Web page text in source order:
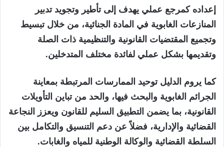
إعداده كمرجع عملي يهدف إلى تأطير وتجويد تدبير
المنازعات الغابوية في المادة الجنائية، من خلال تبسيط
وتجميع المقتضيات القانونية والتنظيمية ذات الصلة
وتقديمها بشكل عملي لفائدة مختلف المتدخلين.
كما يروم الدليل توحيد الممارسات المرتبطة بمعاينة
الجرائم الغابوية والبحث فيها، والحد من تباين التأويلات
القانونية، بما يضمن التطبيق السليم للقانون ويعزز النجاعة
القضائية والإدارية، فضلاً عن دعم التنسيق والتكامل بين
السلطة القضائية والوكالة الوطنية للمياه والغابات.